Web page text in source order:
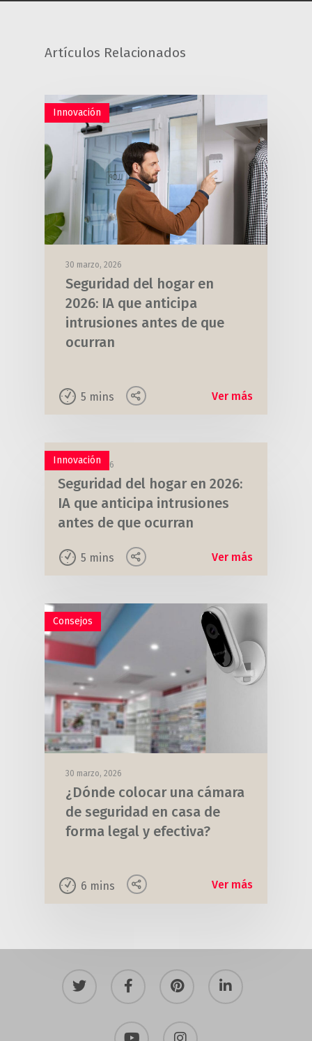
Artículos Relacionados
Innovación
30 marzo, 2026
Seguridad del hogar en
2026: IA que anticipa
intrusiones antes de que
ocurran
5 mins Ver más
Innovación
30 marzo, 2026
Seguridad del hogar en 2026:
IA que anticipa intrusiones
antes de que ocurran
5 mins Ver más
Consejos
30 marzo, 2026
¿Dónde colocar una cámara
de seguridad en casa de
forma legal y efectiva?
6 mins Ver más
twitter facebook pinterest linkedin
youtube instagram